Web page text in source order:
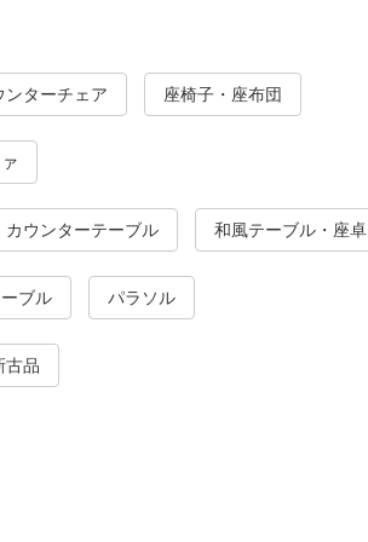
ンターチェア 座椅子・座布団
カウンターテーブル 和風テーブル・座卓
ブル パラソル
古品